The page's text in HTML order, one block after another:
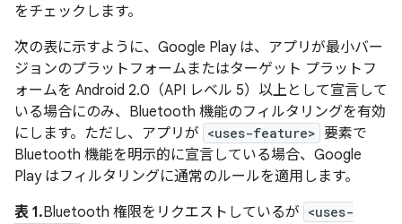
をチェックします。
次の表に示すように、Google Play は、アプリが最小バー
ジョンのプラットフォームまたはターゲット プラットフ
ォームを Android 2.0（API レベル 5）以上として宣言して
いる場合にのみ、Bluetooth 機能のフィルタリングを有効
にします。ただし、アプリが <uses-feature> 要素で
Bluetooth 機能を明示的に宣言している場合、Google
Play はフィルタリングに通常のルールを適用します。
表 1.Bluetooth 権限をリクエストしているが <uses-